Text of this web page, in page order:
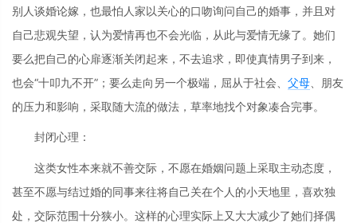
别人谈婚论嫁，也最怕人家以关心的口吻询问自己的婚事，并且对
自己悲观失望，认为爱情再也不会光临，从此与爱情无缘了。她们
要么把自己的心扉逐渐关闭起来，不去追求，即使真情男子到来，
也会“十叩九不开”；要么走向另一个极端，屈从于社会、 父母 、朋友
的压力和影响，采取随大流的做法，草率地找个对象凑合完事。
封闭心理：
这类女性本来就不善交际，不愿在婚姻问题上采取主动态度，
甚至不愿与结过婚的同事来往将自己关在个人的小天地里，喜欢独
处，交际范围十分狭小。这样的心理实际上又大大减少了她们择偶